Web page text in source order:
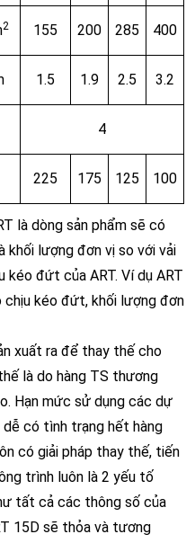
2 155 200 285 400
1.5 1.9 2.5 3.2
4
225 175 125 100
là dòng sản phẩm sẽ có
khối lượng đơn vị so với vải
đứt của ART. Ví dụ ART
kéo đứt, khối lượng đơn
xuất ra để thay thế cho
là do hàng TS thương
Hạn mức sử dụng các dự
dễ có tình trạng hết hàng
có giải pháp thay thế, tiến
trình luôn là 2 yếu tố
tất cả các thông số của
15D sẽ thỏa và tương